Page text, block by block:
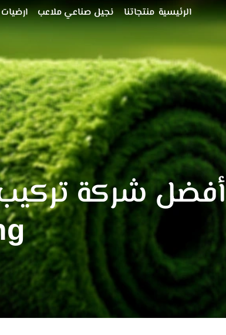
الرئيسية منتجاتنا نجيل صناعي ملاعب
أفضل شركة